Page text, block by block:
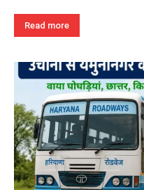
Read more